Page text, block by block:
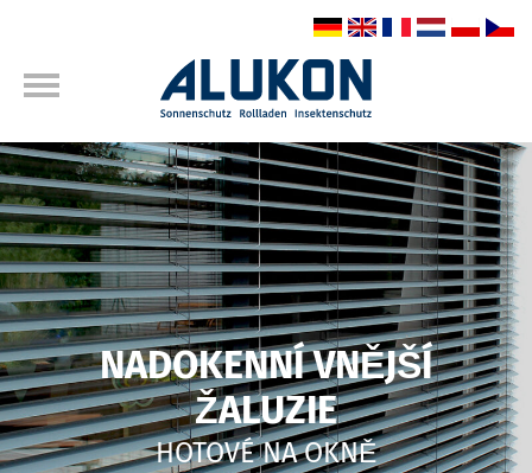
NADOKENNÍ VNĚJŠÍ
ŽALUZIE
HOTOVÉ NA OKNĚ